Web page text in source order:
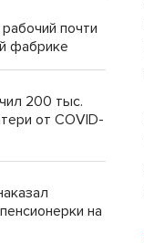
почти
фабрике
200 тыс.
от COVID-
на